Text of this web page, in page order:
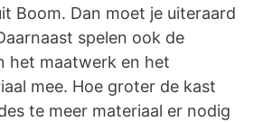
Boom. Dan moet je uiteraard
spelen ook de
het maatwerk en het
mee. Hoe groter de kast
te meer materiaal er nodig